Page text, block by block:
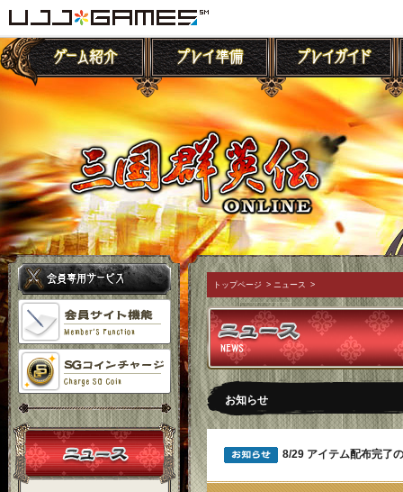
トップページ > ニュース >
お知らせ
8/29 アイテム配布完了